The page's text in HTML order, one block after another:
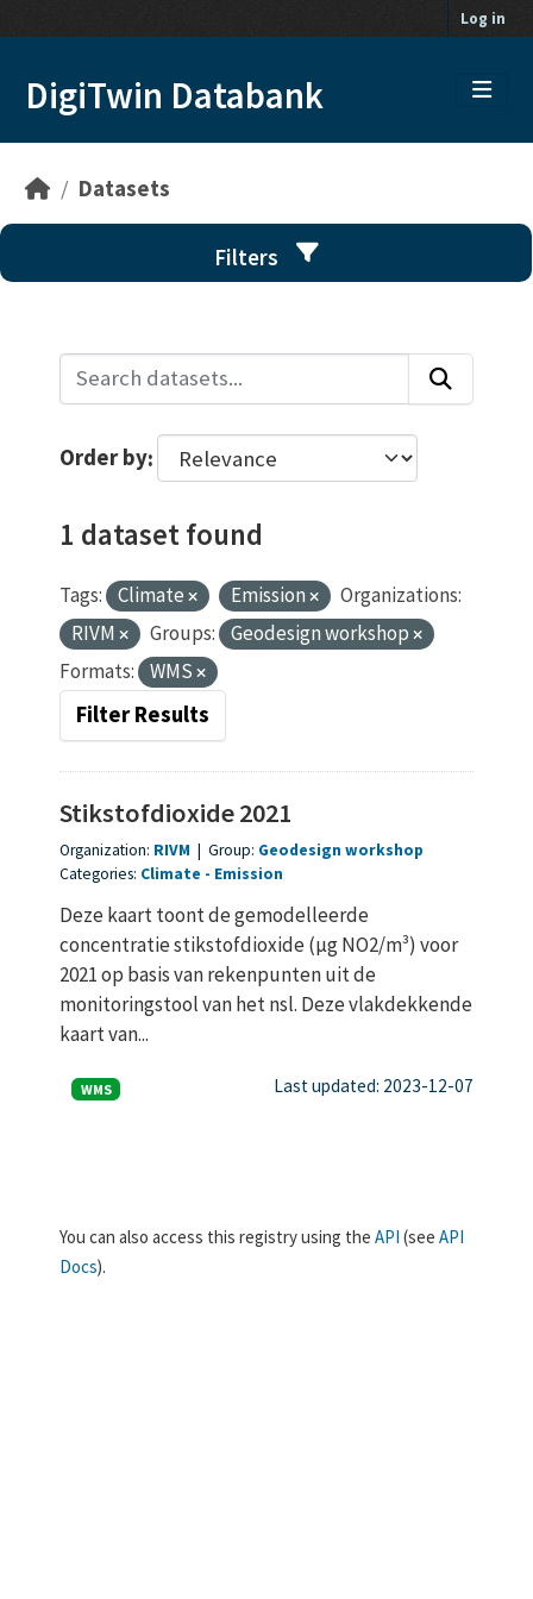
Log in
DigiTwin Databank
Datasets
Filters
Order by
1 dataset found
Tags: Climate Emission
Organizations:
RIVM
Groups:
Geodesign workshop
Formats:
WMS
Filter Results
Stikstofdioxide 2021
Organization: RIVM | Group: Geodesign workshop
Categories: Climate Emission
Deze kaart toont de gemodelleerde
concentratie stikstofdioxide (µg NO2/m³) voor
2021 op basis van rekenpunten uit de
monitoringstool van het nsl. Deze vlakdekkende
kaart van...
WMS Last updated: 2023-12-07
You can also access this registry using the API (see API
Docs).